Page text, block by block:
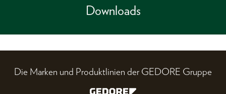
Downloads
Die Marken und Produktlinien der GEDORE Gruppe